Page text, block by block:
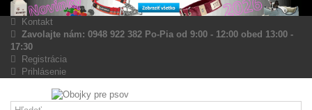
Kontakt
Zavolajte nám: 0948 922 382 Po-Pia od 9:00 - 12:00 obed 13:00 -
17:30
Registrácia
Prihlásenie